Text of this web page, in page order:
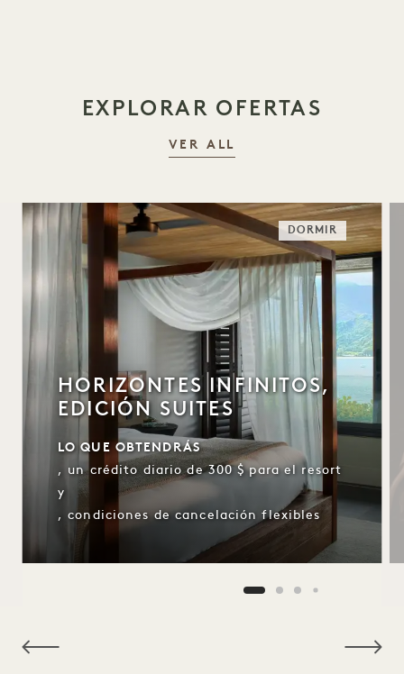
EXPLORAR OFERTAS
VER ALL
DORMIR
HORIZONTES INFINITOS,
EDICIÓN SUITES
LO QUE OBTENDRÁS
, un crédito diario de 300 $ para el resort
y
, condiciones de cancelación flexibles